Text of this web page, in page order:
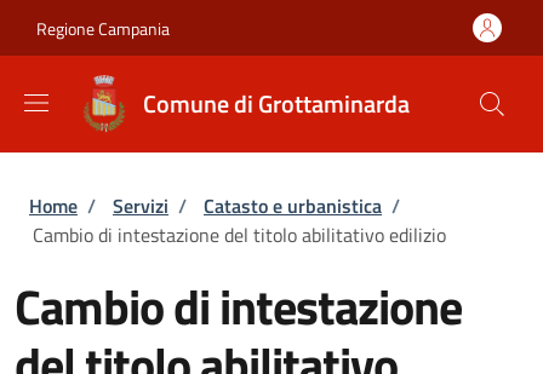
Regione Campania
Comune di Grottaminarda
Briciole di pane
Home / Servizi / Catasto e urbanistica /
Cambio di intestazione del titolo abilitativo edilizio
Cambio di intestazione